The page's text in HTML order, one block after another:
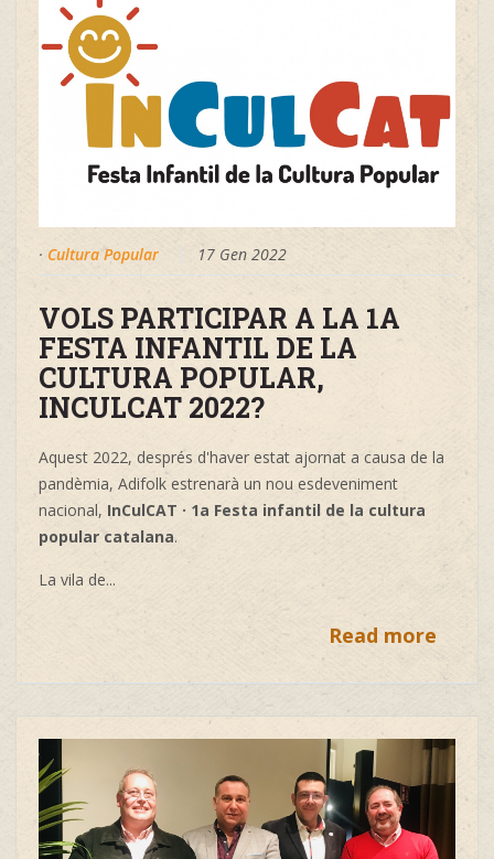
· Cultura Popular 17 Gen 2022
VOLS PARTICIPAR A LA 1A
FESTA INFANTIL DE LA
CULTURA POPULAR,
INCULCAT 2022?
Aquest 2022, després d'haver estat ajornat a causa de la
pandèmia, Adifolk estrenarà un nou esdeveniment
nacional, InCulCAT · 1a Festa infantil de la cultura
popular catalana.
La vila de...
Read more